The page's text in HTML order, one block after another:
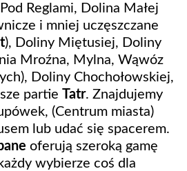
Reglami, Dolina Małej
i mniej uczęszczane
), Doliny Miętusiej, Doliny
Mroźna, Mylna, Wąwóz
Doliny Chochołowskiej,
partie Tatr. Znajdujemy
(Centrum miasta)
lub udać się spacerem.
oferują szeroką gamę
wybierze coś dla